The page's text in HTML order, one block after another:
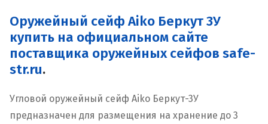
Оружейный сейф Aiko Беркут 3У
купить на официальном сайте
поставщика оружейных сейфов safe-
str.ru.
Угловой оружейный сейф Aiko Беркут-3У
предназначен для размещения на хранение до 3